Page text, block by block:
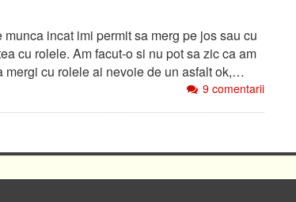
incat imi permit sa merg pe jos sau cu
cu rolele. Am facut-o si nu pot sa zic ca am
mergi cu rolele ai nevoie de un asfalt ok,…
9 comentarii